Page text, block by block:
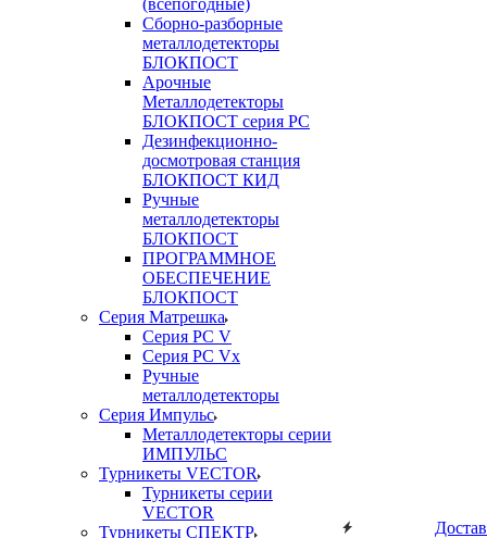
(всепогодные)
Сборно-разборные
металлодетекторы
БЛОКПОСТ
Арочные
Металлодетекторы
БЛОКПОСТ серия РС
Дезинфекционно-
досмотровая станция
БЛОКПОСТ КИД
Ручные
металлодетекторы
БЛОКПОСТ
ПРОГРАММНОЕ
ОБЕСПЕЧЕНИЕ
БЛОКПОСТ
Серия Матрешка
Серия PC V
Серия PC Vx
Ручные
металлодетекторы
Серия Импульс
Металлодетекторы серии
ИМПУЛЬС
Турникеты VECTOR
Турникеты серии
VECTOR
Турникеты СПЕКТР